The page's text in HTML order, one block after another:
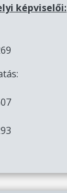
képviselői: